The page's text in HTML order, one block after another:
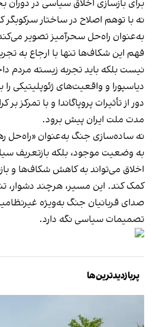
برای بازسازی اخلاق سیاسی در
نه با توهم اصلاح در ساختار سرکوبگر
به‌عنوان راه‌حل سحرآمیز تصویر
فهم این شکاف‌ها تنها با ارجاع به
نیست بلکه باید تجربه زیسته مردم
دیاسپورا و واقعیت‌های ژئوپلیتیکی را
دور از تأثیرات پروپاگاندا و با تمرکز
مدت ملت ایران پیش برود.
نه ساده‌سازی جنگ به‌عنوان «راه‌حل
به وضعیت موجود، بلکه بازتعریف
اخلاق می‌تواند به کاهش شکاف‌ها و
کمک کند. این مسیر، هرچند دشوار،
صدای قربانیان جنگ به‌ویژه
تصمیمات سیاسی نگه دارد.
پربازدیدترین‌ها